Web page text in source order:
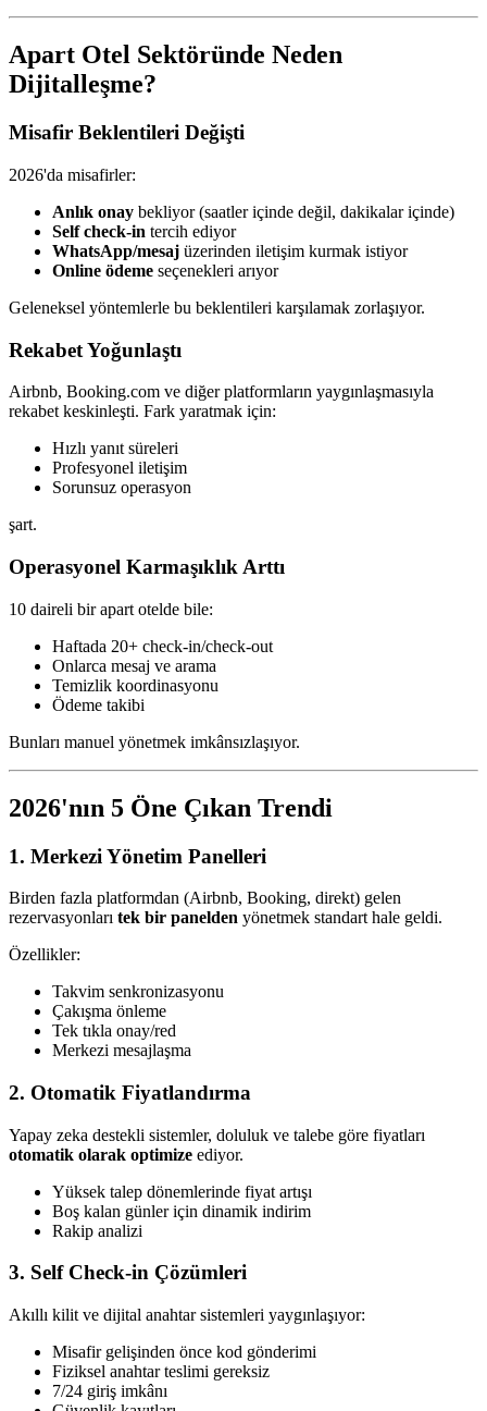
Apart Otel Sektöründe Neden
Dijitalleşme?
Misafir Beklentileri Değişti
2026'da misafirler:
Anlık onay bekliyor (saatler içinde değil, dakikalar içinde)
Self check-in tercih ediyor
WhatsApp/mesaj üzerinden iletişim kurmak istiyor
Online ödeme seçenekleri arıyor
Geleneksel yöntemlerle bu beklentileri karşılamak zorlaşıyor.
Rekabet Yoğunlaştı
Airbnb, Booking.com ve diğer platformların yaygınlaşmasıyla
rekabet keskinleşti. Fark yaratmak için:
Hızlı yanıt süreleri
Profesyonel iletişim
Sorunsuz operasyon
şart.
Operasyonel Karmaşıklık Arttı
10 daireli bir apart otelde bile:
Haftada 20+ check-in/check-out
Onlarca mesaj ve arama
Temizlik koordinasyonu
Ödeme takibi
Bunları manuel yönetmek imkânsızlaşıyor.
2026'nın 5 Öne Çıkan Trendi
1. Merkezi Yönetim Panelleri
Birden fazla platformdan (Airbnb, Booking, direkt) gelen
rezervasyonları tek bir panelden yönetmek standart hale geldi.
Özellikler:
Takvim senkronizasyonu
Çakışma önleme
Tek tıkla onay/red
Merkezi mesajlaşma
2. Otomatik Fiyatlandırma
Yapay zeka destekli sistemler, doluluk ve talebe göre fiyatları
otomatik olarak optimize ediyor.
Yüksek talep dönemlerinde fiyat artışı
Boş kalan günler için dinamik indirim
Rakip analizi
3. Self Check-in Çözümleri
Akıllı kilit ve dijital anahtar sistemleri yaygınlaşıyor:
Misafir gelişinden önce kod gönderimi
Fiziksel anahtar teslimi gereksiz
7/24 giriş imkânı